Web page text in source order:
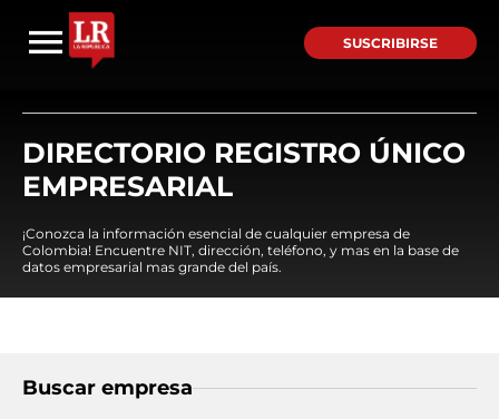
SUSCRIBIRSE
DIRECTORIO REGISTRO ÚNICO
EMPRESARIAL
¡Conozca la información esencial de cualquier empresa de
Colombia! Encuentre NIT, dirección, teléfono, y mas en la base de
datos empresarial mas grande del país.
Buscar empresa